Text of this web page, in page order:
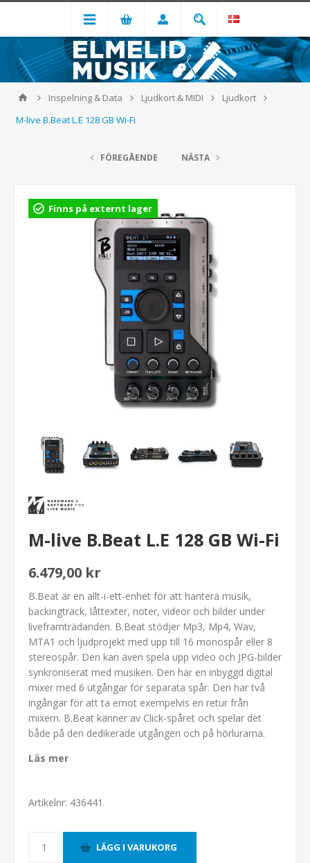
Inspelning & Data Ljudkort & MIDI
Ljudkort
M-live B.Beat L.E 128 GB Wi-Fi
FÖREGÅENDE NÄSTA
Finns på externt lager
M-live B.Beat L.E 128 GB Wi-Fi
6.479,00 kr
B.Beat är en allt-i-ett-enhet för att hantera musik,
backingtrack, låttexter, noter, videor och bilder under
liveframträdanden. B.Beat stödjer Mp3, Mp4, Wav,
MTA1 och ljudprojekt med upp till 16 monospår eller 8
stereospår. Den kan även spela upp video och JPG-bilder
synkroniserat med musiken. Den har en inbyggd digital
mixer med 6 utgångar för separata spår. Den har två
ingångar för att ta emot exempelvis en retur från
mixern. B.Beat känner av Click-spåret och spelar det
både på den dedikerade utgången och på hörlurarna.
Läs mer
Artikelnr: 436441